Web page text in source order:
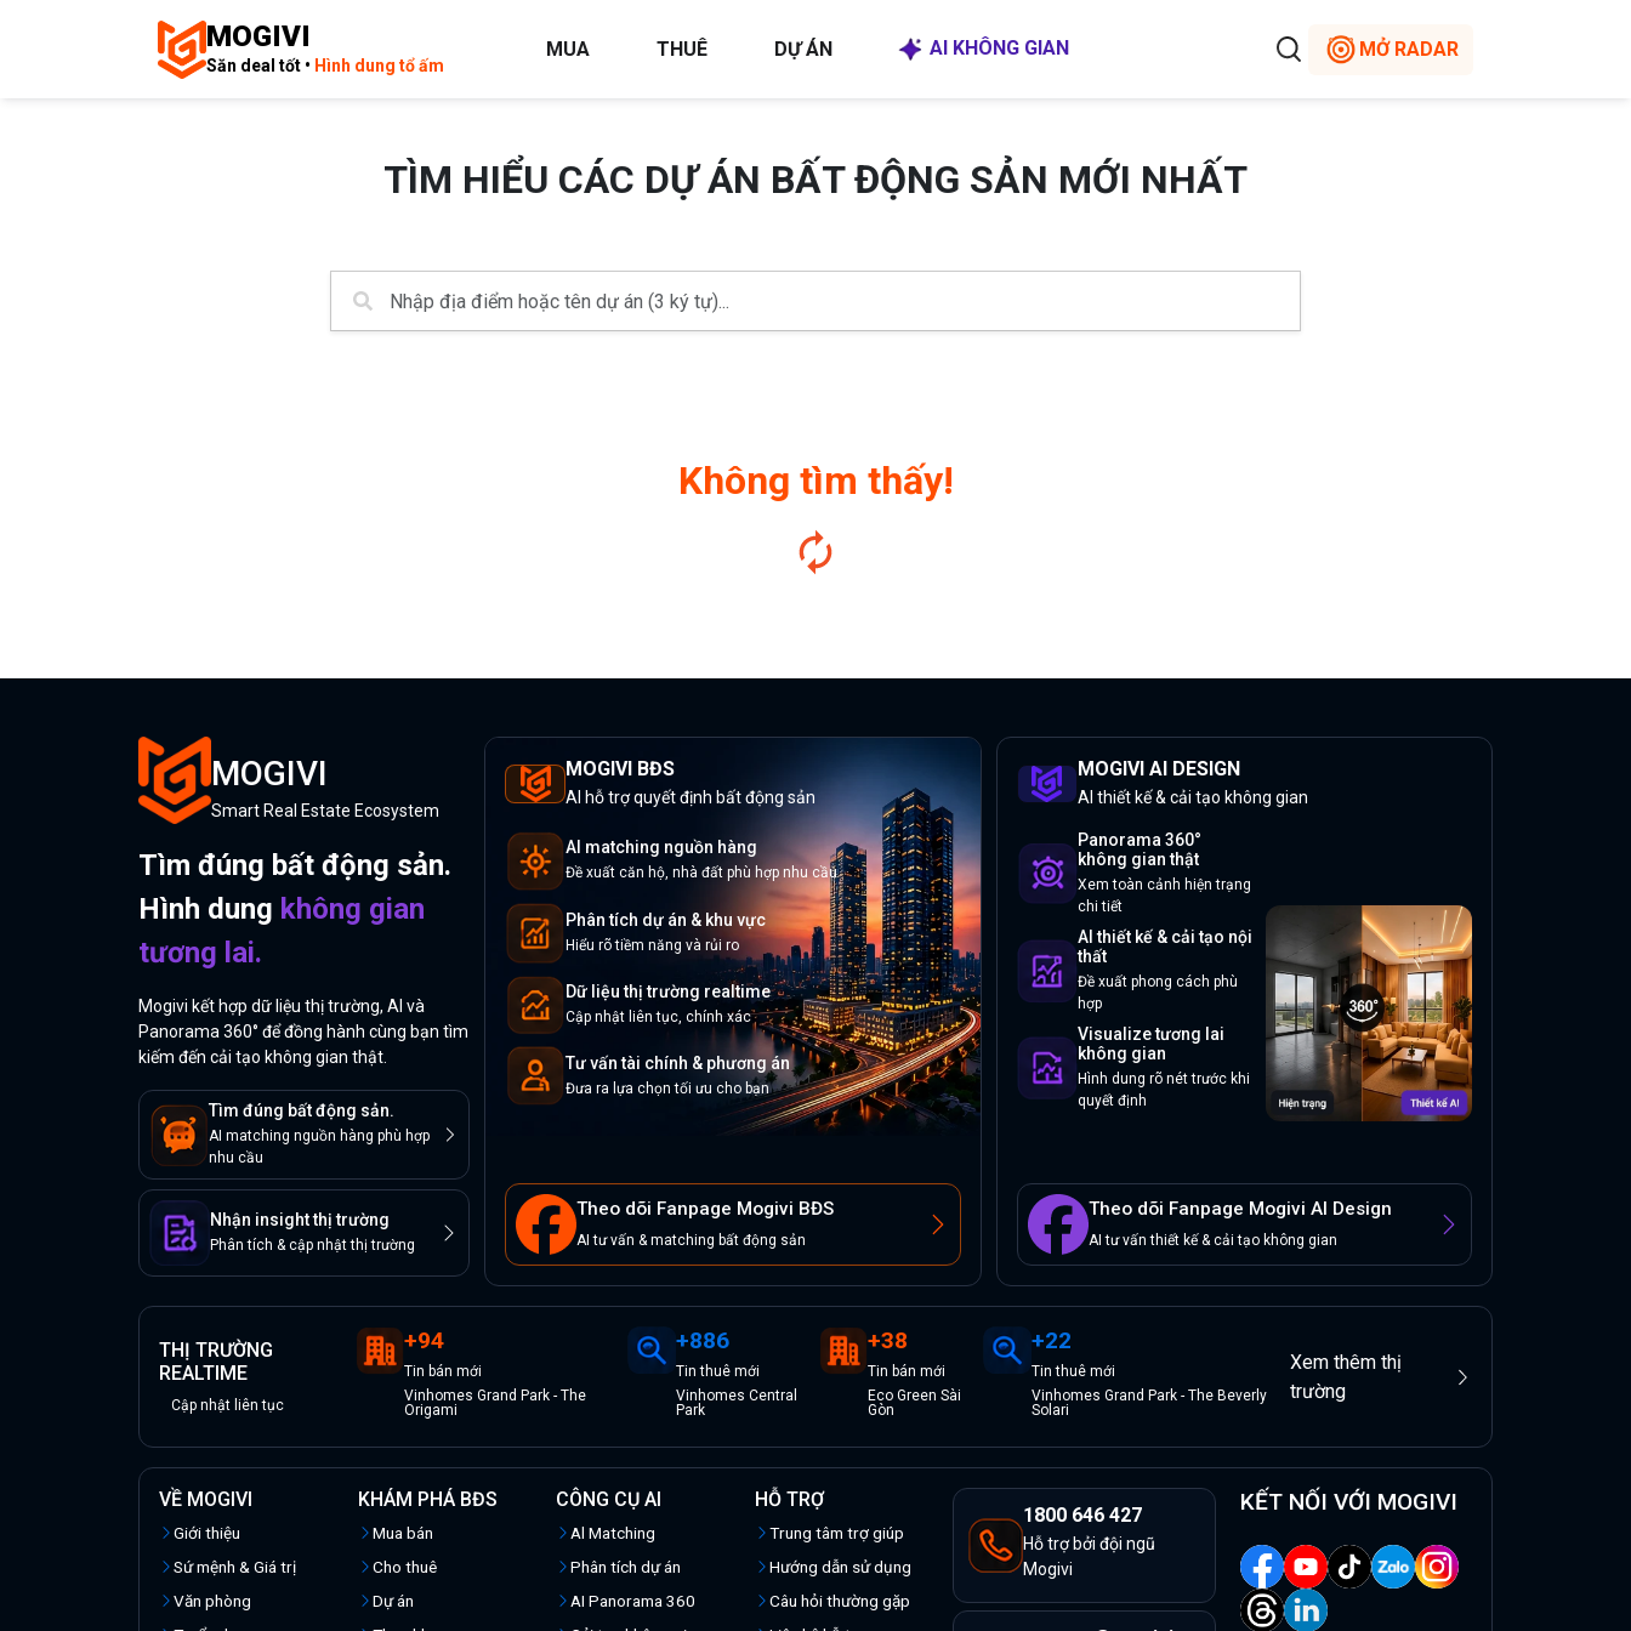
MOGIVI
Săn deal tốt • Hình dung tổ ấm
MUA THUÊ DỰ ÁN AI KHÔNG GIAN MỞ RADAR
TÌM HIỂU CÁC DỰ ÁN BẤT ĐỘNG SẢN MỚI NHẤT
Không tìm thấy!
MOGIVI
Smart Real Estate Ecosystem
Tìm đúng bất động sản.
Hình dung không gian
tương lai.
Mogivi kết hợp dữ liệu thị trường, AI và
Panorama 360° để đồng hành cùng bạn tìm
kiếm đến cải tạo không gian thật.
Tìm đúng bất động sản.
AI matching nguồn hàng phù hợp
nhu cầu
Nhận insight thị trường
Phân tích & cập nhật thị trường
MOGIVI BĐS
AI hỗ trợ quyết định bất động sản
AI matching nguồn hàng
Đề xuất căn hộ, nhà đất phù hợp nhu cầu
Phân tích dự án & khu vực
Hiểu rõ tiềm năng và rủi ro
Dữ liệu thị trường realtime
Cập nhật liên tục, chính xác
Tư vấn tài chính & phương án
Đưa ra lựa chọn tối ưu cho bạn
Theo dõi Fanpage Mogivi BĐS
AI tư vấn & matching bất động sản
MOGIVI AI DESIGN
AI thiết kế & cải tạo không gian
Panorama 360°
không gian thật
Xem toàn cảnh hiện trạng
chi tiết
AI thiết kế & cải tạo nội
thất
Đề xuất phong cách phù
hợp
Visualize tương lai
không gian
Hình dung rõ nét trước khi
quyết định
Theo dõi Fanpage Mogivi AI Design
AI tư vấn thiết kế & cải tạo không gian
THỊ TRƯỜNG
REALTIME
Cập nhật liên tục
+94
Tin bán mới
Vinhomes Grand Park - The
Origami
+886
Tinthuê mới
Vinhomes Central
Park
+38
Tin bán mới
Eco Green Sài
Gòn
+22
Tinthuêmới
Vinhomes Grand Park - The Beverly
Solari
Xem thêm thị
trường
VỀ MOGIVI
Giới thiệu
Sứ mệnh & Giá trị
Văn phòng
KHÁM PHÁ BĐS
Mua bán
Cho thuê
Dự án
CÔNG CỤ AI
Al Matching
Phân tích dự án
AI Panorama 360
HỖ TRỢ
Trung tâm trợ giúp
Hướng dẫn sử dụng
Câu hỏi thường gặp
1800 646 427
Hỗ trợ bởi đội ngũ
Mogivi
KẾT NỐI VỚI MOGIVI